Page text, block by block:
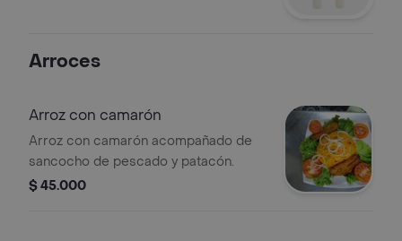
Arroces
Arroz con camarón
Arroz con camarón acompañado de
sancocho de pescado y patacón.
$ 45.000